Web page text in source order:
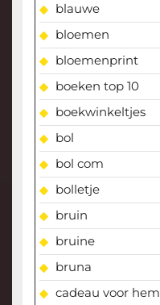
blauwe
bloemen
bloemenprint
boeken top 10
boekwinkeltjes
bol
bol com
bolletje
bruin
bruine
bruna
cadeau voor hem